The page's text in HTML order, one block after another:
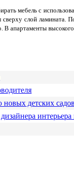
мебель с
слой ламината.
В апартаменты
детских садов